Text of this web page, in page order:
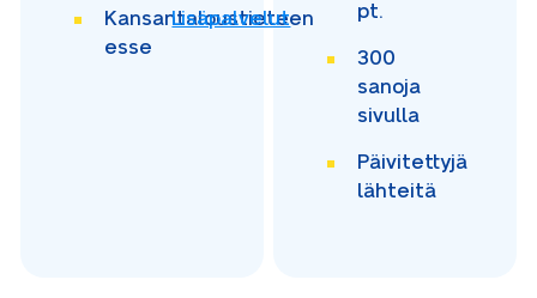
Kansantaloustieteen
esse
Lisäpalvelut
pt.
300
sanoja
sivulla
Päivitettyjä
lähteitä